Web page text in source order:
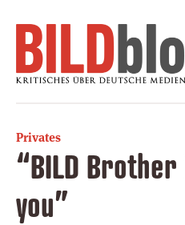
Privates
“BILD
you”